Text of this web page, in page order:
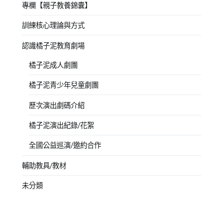
專欄【親子教養錦囊】
訓練核心理論與方式
認識橘子泥教育劇場
橘子泥成人劇團
橘子泥青少年兒童劇團
歷次演出劇碼介紹
橘子泥演出紀錄/花絮
全國公益巡演/邀約合作
輔助教具/教材
未分類